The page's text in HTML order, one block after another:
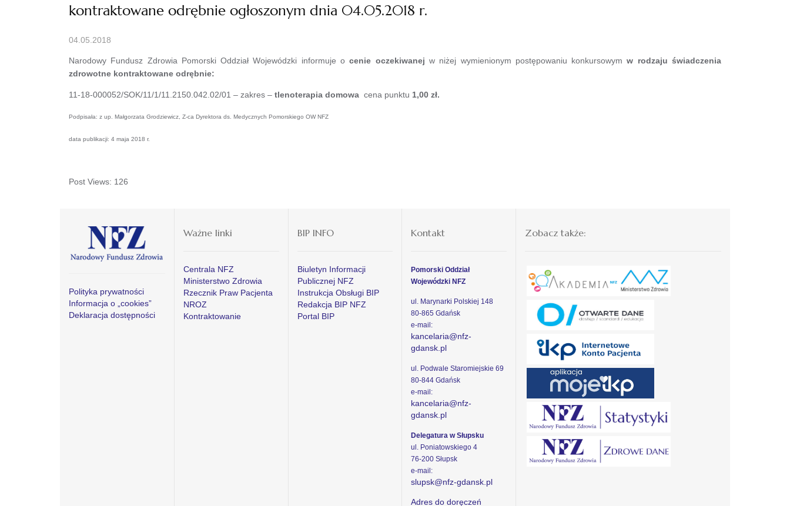
kontraktowane odrębnie ogłoszonym dnia 04.05.2018 r.
04.05.2018
Narodowy Fundusz Zdrowia Pomorski Oddział Wojewódzki informuje ocenie oczekiwanej w niżej wymienionym postępowaniu konkursowymw rodzaju świadczenia
zdrowotne kontraktowane odrębnie:
11-18-000052/SOK/11/1/11.2150.042.02/01 – zakres – tlenoterapia domowa cena punktu 1,00 zł.
Podpisała: z up. Małgorzata Grodziewicz, Z-ca Dyrektora ds. Medycznych Pomorskiego OW NFZ
data publikacji: 4 maja 2018 r.
Post Views: 126
Polityka prywatności
Informacja o „cookies”
Deklaracja dostępności
Ważne linki
Centrala NFZ
Ministerstwo Zdrowia
Rzecznik Praw Pacjenta
NROZ
Kontraktowanie
BIP INFO
Biuletyn Informacji
Publicznej NFZ
Instrukcja Obsługi BIP
Redakcja BIP NFZ
Portal BIP
Kontakt
Pomorski Oddział
Wojewódzki NFZ
ul. Marynarki Polskiej 148
80-865 Gdańsk
e-mail:
kancelaria@nfz-
gdansk.pl
ul. Podwale Staromiejskie 69
80-844 Gdańsk
e-mail:
kancelaria@nfz-
gdansk.pl
Delegatura w Słupsku
ul. Poniatowskiego 4
76-200 Słupsk
e-mail:
slupsk@nfz-gdansk.pl
Adres do doręczeń
Zobacz także: